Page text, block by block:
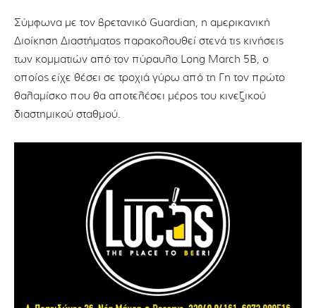
Σύμφωνα με τον βρετανικό Guardian, η αμερικανική
Διοίκηση Διαστήματος παρακολουθεί στενά τις κινήσεις
των κομματιών από τον πύραυλο Long March 5B, ο
οποίος είχε θέσει σε τροχιά γύρω από τη Γη τον πρώτο
θαλαμίσκο που θα αποτελέσει μέρος του κινεζικού
διαστημικού σταθμού.